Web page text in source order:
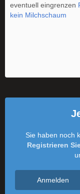
eventuell eingrenzen
kein Milchschaum
Sie haben noch
Registrieren
Anmelden